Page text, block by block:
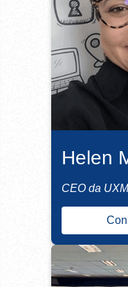
Helen
CEO da